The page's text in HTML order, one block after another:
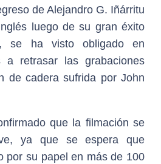
de Alejandro G. Iñárritu
luego de su gran éxito
se ha visto obligado en
a retrasar las grabaciones
de cadera sufrida por John
que la filmación se
ya que se espera que
por su papel en más de 100